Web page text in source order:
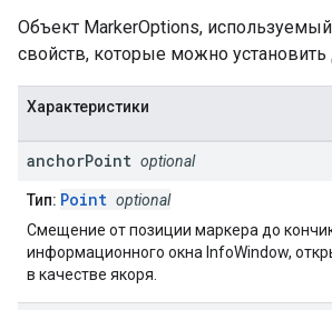
Объект MarkerOptions,
свойств, которые можно установить
Характеристики
anchorPoint optional
Тип: Point optional
Смещение от позиции маркера до
информационного окна InfoWindow,
в качестве якоря.